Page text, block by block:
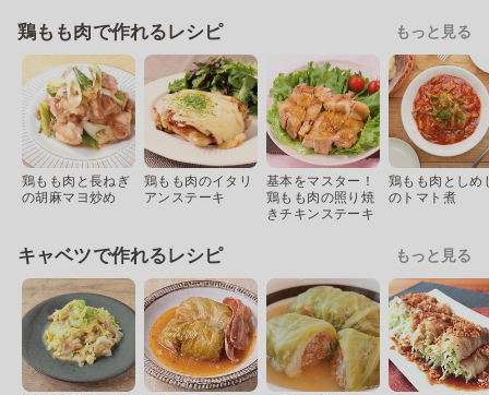
鶏もも肉で作れるレシピ もっと見る
鶏もも肉と長ねぎ
の胡麻マヨ炒め
鶏もも肉のイタリ
アンステーキ
基本をマスター！
鶏もも肉の照り焼
きチキンステーキ
鶏もも肉としめ
のトマト煮
キャベツで作れるレシピ もっと見る